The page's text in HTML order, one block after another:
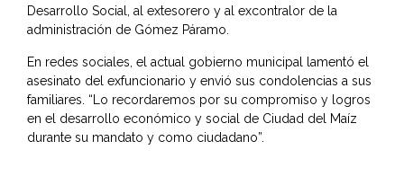
Desarrollo Social, al extesorero y al excontralor de la
administración de Gómez Páramo.
En redes sociales, el actual gobierno municipal lamentó el
asesinato del exfuncionario y envió sus condolencias a sus
familiares. “Lo recordaremos por su compromiso y logros
en el desarrollo económico y social de Ciudad del Maíz
durante su mandato y como ciudadano”.